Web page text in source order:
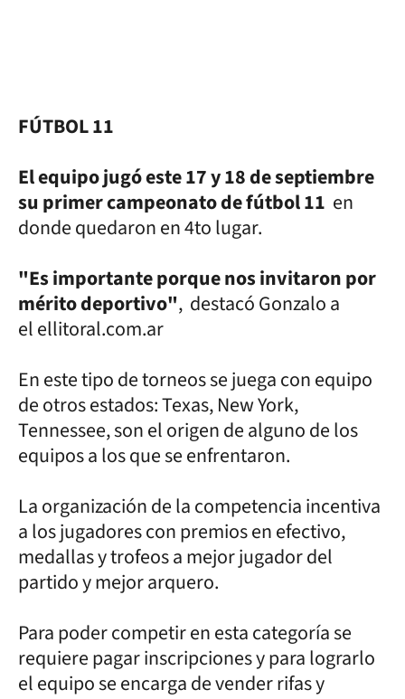
FÚTBOL 11
El equipo jugó este 17 y 18 de septiembre
su primer campeonato de fútbol 11 en
donde quedaron en 4to lugar.
"Es importante porque nos invitaron por
mérito deportivo", destacó Gonzalo a
el ellitoral.com.ar
En este tipo de torneos se juega con equipo
de otros estados: Texas, New York,
Tennessee, son el origen de alguno de los
equipos a los que se enfrentaron.
La organización de la competencia incentiva
a los jugadores con premios en efectivo,
medallas y trofeos a mejor jugador del
partido y mejor arquero.
Para poder competir en esta categoría se
requiere pagar inscripciones y para lograrlo
el equipo se encarga de vender rifas y